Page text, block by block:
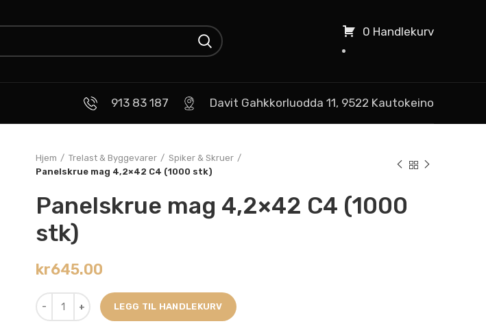
0 Handlekurv
913 83 187 Davit Gahkkorluodda 11, 9522 Kautokeino
Hjem Trelast & Byggevarer
Spiker & Skruer
Panelskrue mag 4,2×42 C4 (1000 stk)
Panelskrue mag 4,2×42 C4 (1000
stk)
kr645.00
LEGG TIL HANDLEKURV